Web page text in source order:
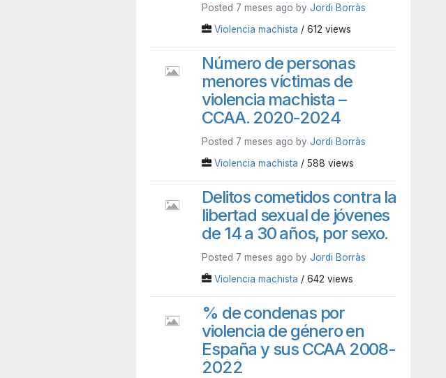
Posted 7 meses ago byJordi Borràs
Violencia machista / 612 views
Número de personas
menores víctimas de
violencia machista –
CCAA. 2020-2024
Posted 7 meses ago byJordi Borràs
Violencia machista / 588 views
Delitos cometidos contra la
libertad sexual de jóvenes
de 14 a 30 años, por sexo.
Posted 7 meses ago byJordi Borràs
Violencia machista / 642 views
% de condenas por
violencia de género en
España y sus CCAA 2008-
2022